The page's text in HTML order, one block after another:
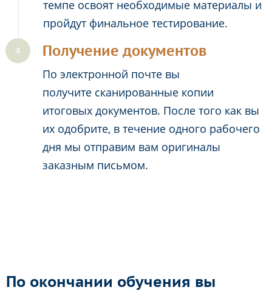
темпе освоят необходимые материалы и
пройдут финальное тестирование.
Получение документов
По электронной почте вы
получите сканированные копии
итоговых документов. После того как вы
их одобрите, в течение одного рабочего
дня мы отправим вам оригиналы
заказным письмом.
По окончании обучения вы